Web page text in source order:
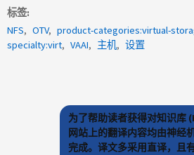
标签
NFS
OTV
specialty:virt
VAAI 主机 设置
为了帮助读者获得对知识库
网站上的翻译内容均由神经
完成。译文多采用直译，且